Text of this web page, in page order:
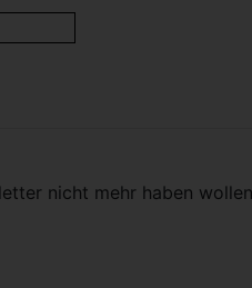
nicht mehr haben